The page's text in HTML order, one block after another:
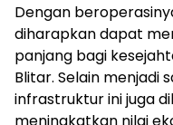
Dengan
diharapkan dapat
panjang bagi
Blitar. Selain menjadi
infrastruktur ini juga
meningkatkan nilai